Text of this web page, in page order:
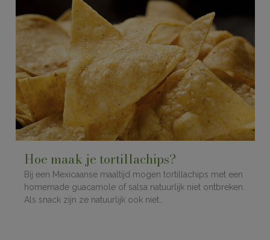
Hoe maak je tortillachips?
Bij een Mexicaanse maaltijd mogen tortillachips met een
homemade guacamole of salsa natuurlijk niet ontbreken.
Als snack zijn ze natuurlijk ook niet…